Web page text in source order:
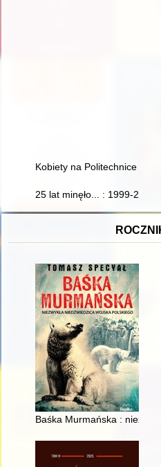
Kobiety na Politechnice
25 lat minęło... : 1999-2024
Baśka Murmańska :